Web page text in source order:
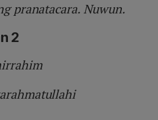
pranatacara. Nuwun.
2